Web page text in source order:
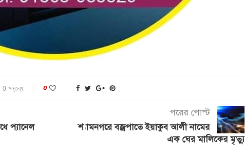
0 মন্তব্য 0
প্যানেল
পরের পোস্ট
শ্যামনগরে বজ্রপাতে ইয়াকুব আলী নামের
এক ঘের মালিকের মৃত্যু